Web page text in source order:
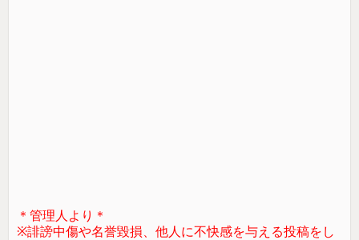
＊管理人より＊
※誹謗中傷や名誉毀損、他人に不快感を与える投稿をし